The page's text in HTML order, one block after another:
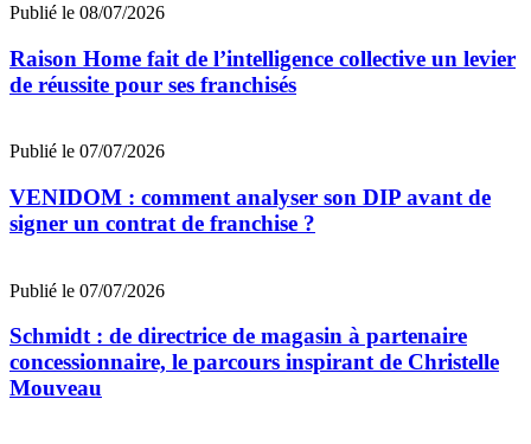
Publié le 08/07/2026
Raison Home fait de l’intelligence collective un levier
de réussite pour ses franchisés
Publié le 07/07/2026
VENIDOM : comment analyser son DIP avant de
signer un contrat de franchise ?
Publié le 07/07/2026
Schmidt : de directrice de magasin à partenaire
concessionnaire, le parcours inspirant de Christelle
Mouveau